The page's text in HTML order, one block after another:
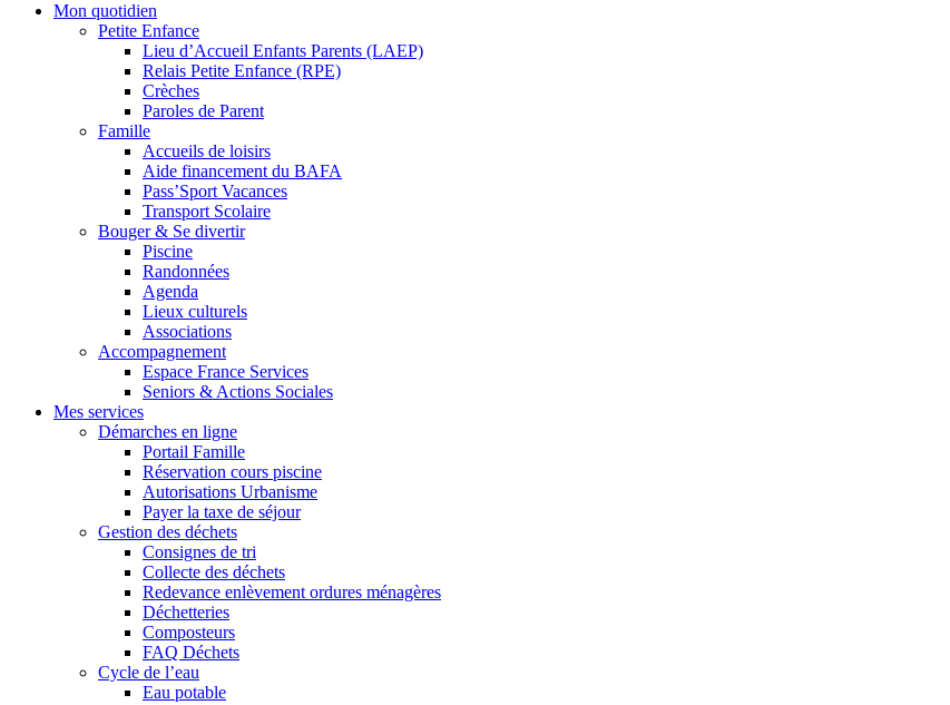
Mon quotidien
Petite Enfance
Lieu d’Accueil Enfants Parents (LAEP)
Relais Petite Enfance (RPE)
Crèches
Paroles de Parent
Famille
Accueils de loisirs
Aide financement du BAFA
Pass’Sport Vacances
Transport Scolaire
Bouger & Se divertir
Piscine
Randonnées
Agenda
Lieux culturels
Associations
Accompagnement
Espace France Services
Seniors & Actions Sociales
Mes services
Démarches en ligne
Portail Famille
Réservation cours piscine
Autorisations Urbanisme
Payer la taxe de séjour
Gestion des déchets
Consignes de tri
Collecte des déchets
Redevance enlèvement ordures ménagères
Déchetteries
Composteurs
FAQ Déchets
Cycle de l’eau
Eau potable